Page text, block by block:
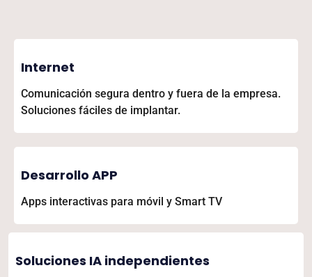
Internet
Comunicación segura dentro y fuera de la empresa.
Soluciones fáciles de implantar.
Desarrollo APP
Apps interactivas para móvil y Smart TV
Soluciones IA independientes